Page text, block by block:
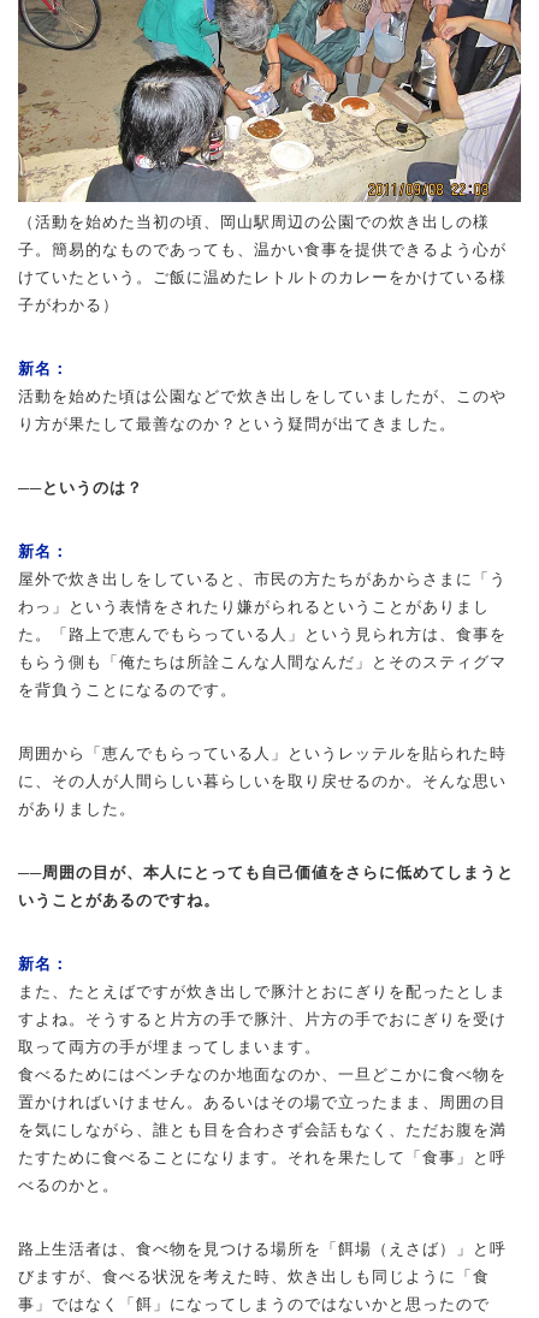
（活動を始めた当初の頃、岡山駅周辺の公園での炊き出しの様
子。簡易的なものであっても、温かい食事を提供できるよう心が
けていたという。ご飯に温めたレトルトのカレーをかけている様
子がわかる）
新名：
活動を始めた頃は公園などで炊き出しをしていましたが、このや
り方が果たして最善なのか？という疑問が出てきました。
──というのは？
新名：
屋外で炊き出しをしていると、市民の方たちがあからさまに「う
わっ」という表情をされたり嫌がられるということがありまし
た。「路上で恵んでもらっている人」という見られ方は、食事を
もらう側も「俺たちは所詮こんな人間なんだ」とそのスティグマ
を背負うことになるのです。
周囲から「恵んでもらっている人」というレッテルを貼られた時
に、その人が人間らしい暮らしいを取り戻せるのか。そんな思い
がありました。
──周囲の目が、本人にとっても自己価値をさらに低めてしまうと
いうことがあるのですね。
新名：
また、たとえばですが炊き出しで豚汁とおにぎりを配ったとしま
すよね。そうすると片方の手で豚汁、片方の手でおにぎりを受け
取って両方の手が埋まってしまいます。
食べるためにはベンチなのか地面なのか、一旦どこかに食べ物を
置かければいけません。あるいはその場で立ったまま、周囲の目
を気にしながら、誰とも目を合わさず会話もなく、ただお腹を満
たすために食べることになります。それを果たして「食事」と呼
べるのかと。
路上生活者は、食べ物を見つける場所を「餌場（えさば）」と呼
びますが、食べる状況を考えた時、炊き出しも同じように「食
事」ではなく「餌」になってしまうのではないかと思ったので